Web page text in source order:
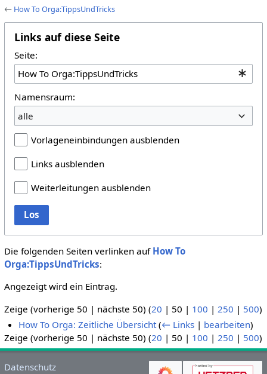
← How To Orga:TippsUndTricks
Links auf diese Seite
Seite:
Namensraum:
alle
Vorlageneinbindungen ausblenden
Links ausblenden
Weiterleitungen ausblenden
Los
Die folgenden Seiten verlinken auf How To
Orga:TippsUndTricks:
Angezeigt wird ein Eintrag.
Zeige (vorherige 50 | nächste 50) (20 | 50 | 100 | 250 | 500)
How To Orga: Zeitliche Übersicht (← Links | bearbeiten)
Zeige (vorherige 50 | nächste 50) (20 | 50 | 100 | 250 | 500)
Datenschutz